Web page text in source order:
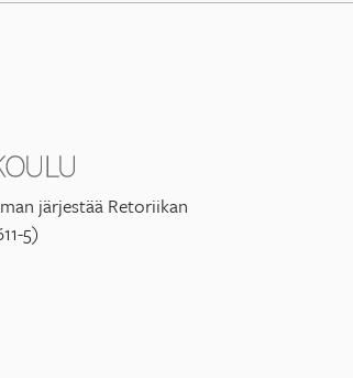
järjestää Retoriikan
5)